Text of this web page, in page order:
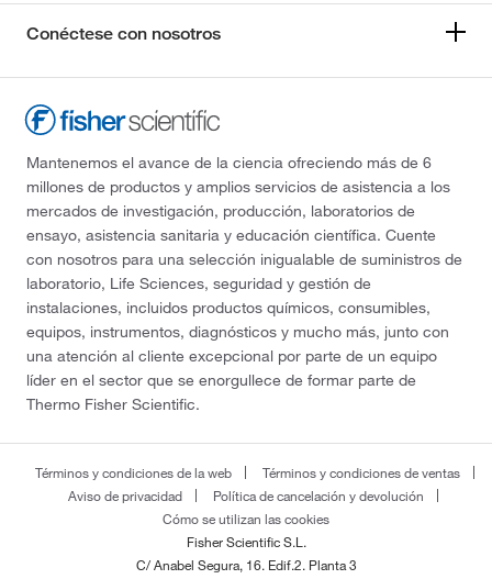
Conéctese con nosotros
Mantenemos el avance de la ciencia ofreciendo más de 6
millones de productos y amplios servicios de asistencia a los
mercados de investigación, producción, laboratorios de
ensayo, asistencia sanitaria y educación científica. Cuente
con nosotros para una selección inigualable de suministros de
laboratorio, Life Sciences, seguridad y gestión de
instalaciones, incluidos productos químicos, consumibles,
equipos, instrumentos, diagnósticos y mucho más, junto con
una atención al cliente excepcional por parte de un equipo
líder en el sector que se enorgullece de formar parte de
Thermo Fisher Scientific.
Términos y condiciones de la web
Términos y condiciones de ventas
Aviso de privacidad
Política de cancelación y devolución
Cómo se utilizan las cookies
Fisher Scientific S.L.
C/ Anabel Segura, 16. Edif.2. Planta 3